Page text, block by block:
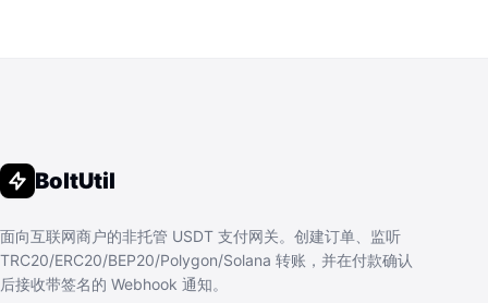
BoltUtil
面向互联网商户的非托管 USDT 支付网关。创建订单、监听
TRC20/ERC20/BEP20/Polygon/Solana 转账，并在付款确认
后接收带签名的 Webhook 通知。